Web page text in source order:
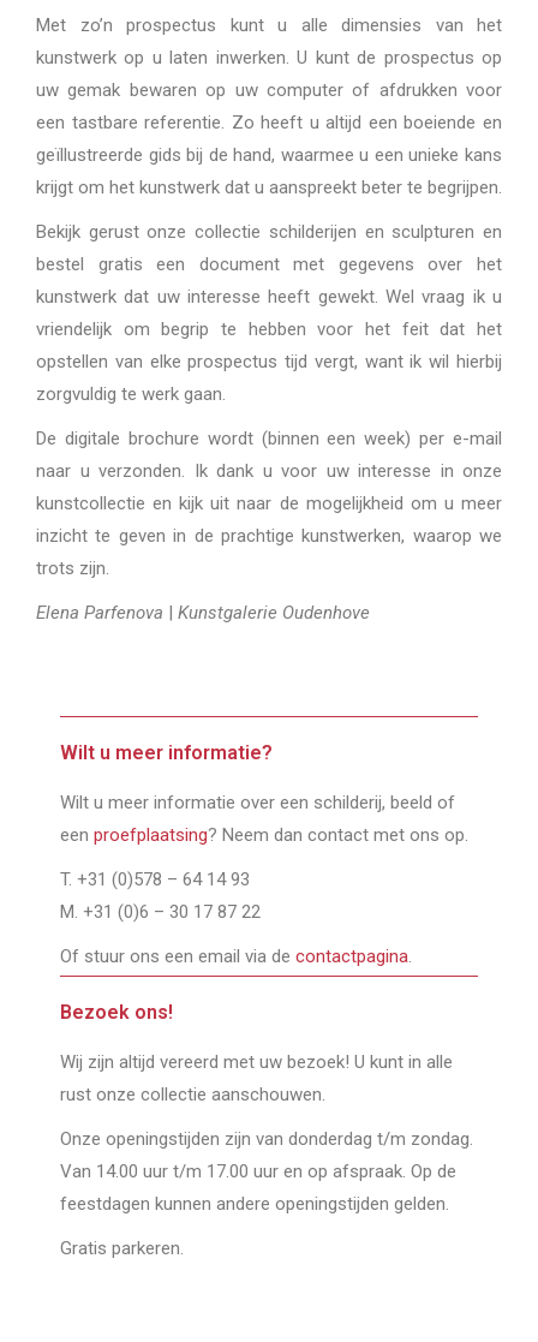
Met zo’n prospectus kunt u alle dimensies van het
kunstwerk op u laten inwerken. U kunt de prospectus op
uw gemak bewaren op uw computer of afdrukken voor
een tastbare referentie. Zo heeft u altijd een boeiende en
geïllustreerde gids bij de hand, waarmee u een unieke kans
krijgt om het kunstwerk dat u aanspreekt beter te begrijpen.
Bekijk gerust onze collectie schilderijen en sculpturen en
bestel gratis een document met gegevens over het
kunstwerk dat uw interesse heeft gewekt. Wel vraag ik u
vriendelijk om begrip te hebben voor het feit dat het
opstellen van elke prospectus tijd vergt, want ik wil hierbij
zorgvuldig te werk gaan.
De digitale brochure wordt (binnen een week) per e-mail
naar u verzonden. Ik dank u voor uw interesse in onze
kunstcollectie en kijk uit naar de mogelijkheid om u meer
inzicht te geven in de prachtige kunstwerken, waarop we
trots zijn.
Elena Parfenova Kunstgalerie Oudenhove
Wilt u meer informatie?
Wilt u meer informatie over een schilderij, beeld of
een proefplaatsing? Neem dan contact met ons op.
T. +31 (0)578 – 64 14 93
M. +31 (0)6 – 30 17 87 22
Of stuur ons een email via de contactpagina.
Bezoek ons!
Wij zijn altijd vereerd met uw bezoek! U kunt in alle
rust onze collectie aanschouwen.
Onze openingstijden zijn van donderdag t/m zondag.
Van 14.00 uur t/m 17.00 uur en op afspraak. Op de
feestdagen kunnen andere openingstijden gelden.
Gratis parkeren.